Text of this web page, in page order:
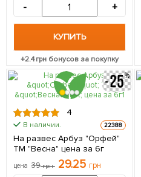
- +
КУПИТЬ
+2.4грн бонусов за покупку
4
В наличии. 22388
На развес Арбуз "Орфей"
ТМ "Весна" цена за 6г
цена 39грн 29.25 грн